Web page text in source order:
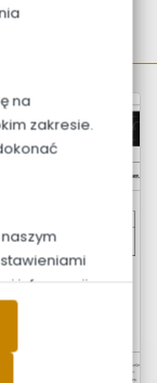
na
zakresie.
informacji